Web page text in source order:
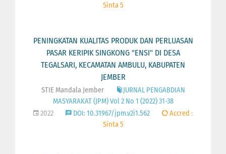
Sinta 5
PENINGKATAN KUALITAS PRODUK DAN PERLUASAN
PASAR KERIPIK SINGKONG "ENSI" DI DESA
TEGALSARI, KECAMATAN AMBULU, KABUPATEN
JEMBER
STIE Mandala Jember
JURNAL PENGABDIAN
MASYARAKAT (JPM) Vol 2 No 1 (2022) 31-38
2022
DOI: 10.31967/jpm.v2i1.562
Accred :
Sinta 5